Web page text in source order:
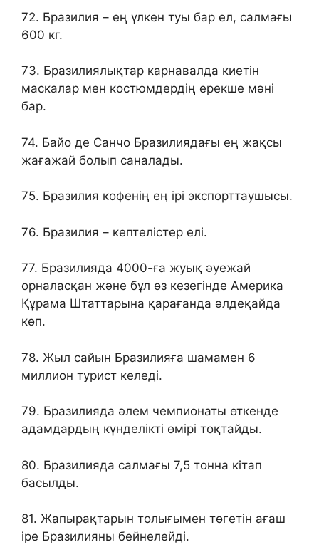
72. Бразилия – ең үлкен туы бар ел, салмағы
600 кг.
73. Бразилиялықтар карнавалда киетін
маскалар мен костюмдердің ерекше мәні
бар.
74. Байо де Санчо Бразилиядағы ең жақсы
жағажай болып саналады.
75. Бразилия кофенің ең ірі экспорттаушысы.
76. Бразилия – кептелістер елі.
77. Бразилияда 4000-ға жуық әуежай
орналасқан және бұл өз кезегінде Америка
Құрама Штаттарына қарағанда әлдеқайда
көп.
78. Жыл сайын Бразилияға шамамен 6
миллион турист келеді.
79. Бразилияда әлем чемпионаты өткенде
адамдардың күнделікті өмірі тоқтайды.
80. Бразилияда салмағы 7,5 тонна кітап
басылды.
81. Жапырақтарын толығымен төгетін ағаш
ipe Бразилияны бейнелейді.